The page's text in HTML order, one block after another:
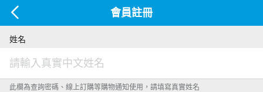
會員註冊
姓名
此欄為查詢密碼、線上訂購等購物通知使用，請填寫真實姓名